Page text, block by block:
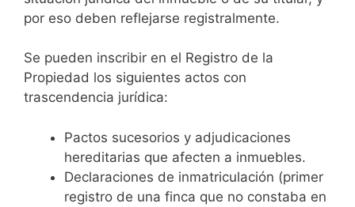
por eso deben reflejarse registralmente.
Se pueden inscribir en el Registro de la
Propiedad los siguientes actos con
trascendencia jurídica:
Pactos sucesorios y adjudicaciones
hereditarias que afecten a inmuebles.
Declaraciones de inmatriculación (primer
registro de una finca que no constaba en